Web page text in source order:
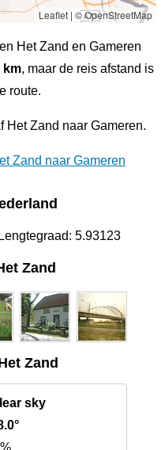
Leaflet| © OpenStreetMap
Het Zand en Gameren
km, maar de reis afstand is
route.
Het Zand naar Gameren.
Zand naar Gameren
5.93123
Zand
Zand
sky